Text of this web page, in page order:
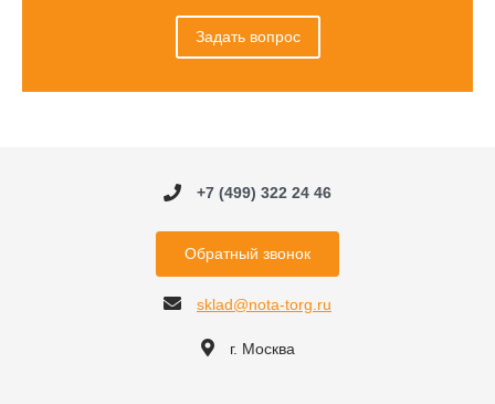
Задать вопрос
+7 (499) 322 24 46
Обратный звонок
sklad@nota-torg.ru
г. Москва